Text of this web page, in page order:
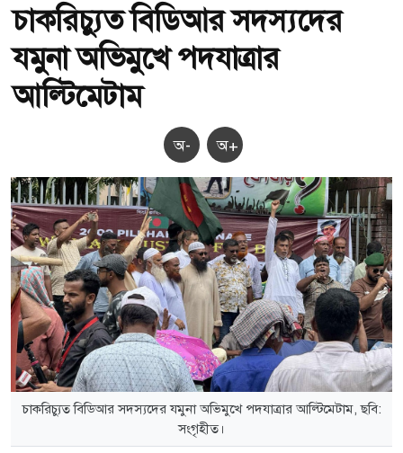
চাকরিচ্যুত বিডিআর সদস্যদের
যমুনা অভিমুখে পদযাত্রার
আল্টিমেটাম
অ- অ+
চাকরিচ্যুত বিডিআর সদস্যদের যমুনা অভিমুখে পদযাত্রার আল্টিমেটাম, ছবি:
সংগৃহীত।